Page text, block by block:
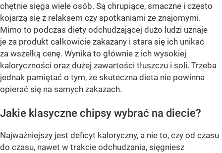
chętnie sięga wiele osób. Są chrupiące, smaczne i często
kojarzą się z relaksem czy spotkaniami ze znajomymi.
Mimo to podczas diety odchudzającej dużo ludzi uznaje
je za produkt całkowicie zakazany i stara się ich unikać
za wszelką cenę. Wynika to głównie z ich wysokiej
kaloryczności oraz dużej zawartości tłuszczu i soli. Trzeba
jednak pamiętać o tym, że skuteczna dieta nie powinna
opierać się na samych zakazach.
Jakie klasyczne chipsy wybrać na diecie?
Najważniejszy jest deficyt kaloryczny, a nie to, czy od czasu
do czasu, nawet w trakcie odchudzania, sięgniesz